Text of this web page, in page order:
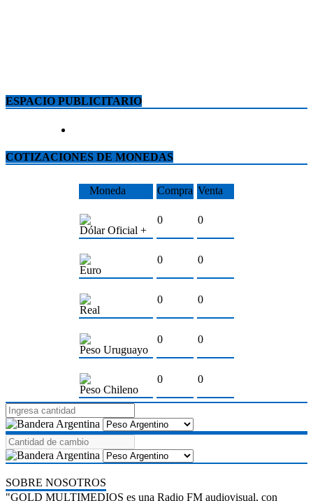
ESPACIO PUBLICITARIO
COTIZACIONES DE MONEDAS
Moneda Compra Venta
Dólar Oficial +
0 0
Euro
0 0
Real
0 0
Peso Uruguayo
0 0
Peso Chileno
0 0
SOBRE NOSOTROS
"GOLD MULTIMEDIOS es una Radio FM audiovisual, con